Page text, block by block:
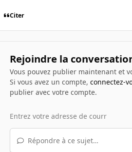
Citer
Rejoindre la
Vous pouvez publier maintenant et
Si vous avez un compte, connectez-
publier avec votre compte.
Répondre à ce sujet…